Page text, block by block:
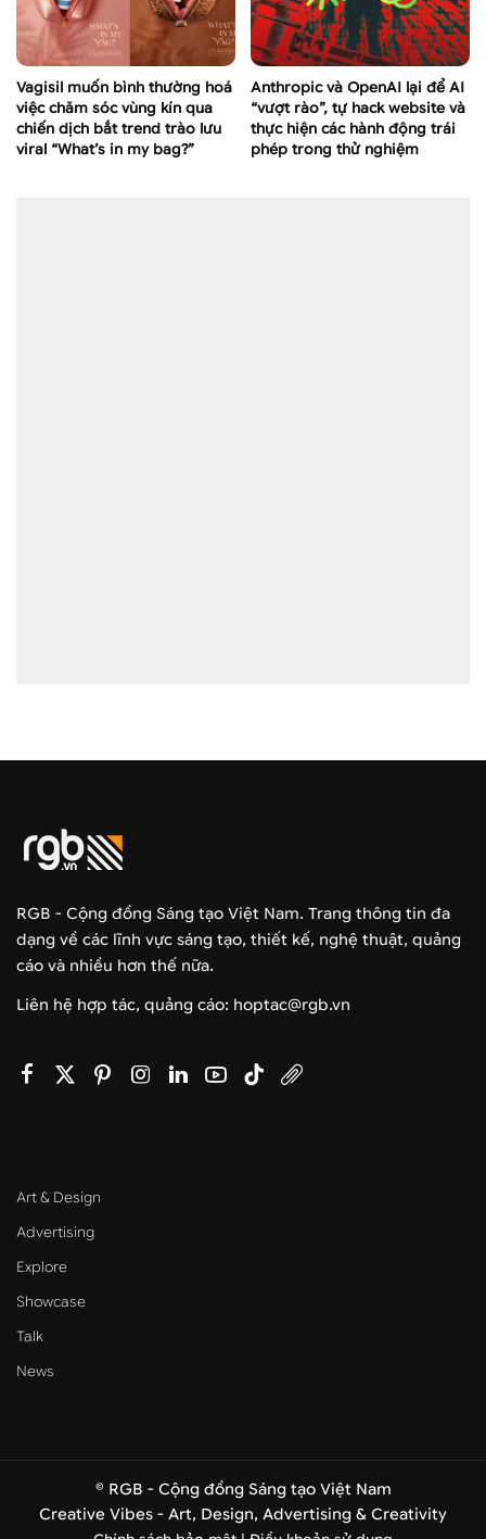
Vagisil muốn bình thường hoá
việc chăm sóc vùng kín qua
chiến dịch bắt trend trào lưu
viral “What’s in my bag?”
Anthropic và OpenAI lại để AI
“vượt rào”, tự hack website và
thực hiện các hành động trái
phép trong thử nghiệm
RGB - Cộng đồng Sáng tạo Việt Nam. Trang thông tin đa
dạng về các lĩnh vực sáng tạo, thiết kế, nghệ thuật, quảng
cáo và nhiều hơn thế nữa.
Liên hệ hợp tác, quảng cáo: hoptac@rgb.vn
Art & Design
Advertising
Explore
Showcase
Talk
News
© RGB - Cộng đồng Sáng tạo Việt Nam
Creative Vibes - Art, Design, Advertising & Creativity